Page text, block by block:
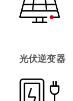
光伏逆变器